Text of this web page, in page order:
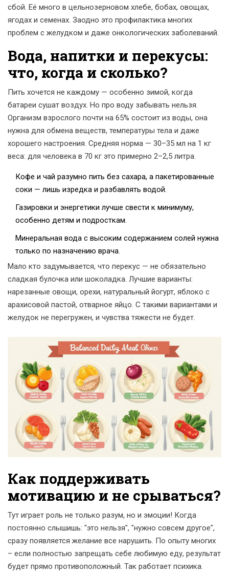
сбой. Её много в цельнозерновом хлебе, бобах, овощах,
ягодах и семенах. Заодно это профилактика многих
проблем с желудком и даже онкологических заболеваний.
Вода, напитки и перекусы:
что, когда и сколько?
Пить хочется не каждому — особенно зимой, когда
батареи сушат воздух. Но про воду забывать нельзя.
Организм взрослого почти на 65% состоит из воды, она
нужна для обмена веществ, температуры тела и даже
хорошего настроения. Средняя норма — 30–35 мл на 1 кг
веса: для человека в 70 кг это примерно 2–2,5 литра.
Кофе и чай разумно пить без сахара, а пакетированные
соки — лишь изредка и разбавлять водой.
Газировки и энергетики лучше свести к минимуму,
особенно детям и подросткам.
Минеральная вода с высоким содержанием солей нужна
только по назначению врача.
Мало кто задумывается, что перекус — не обязательно
сладкая булочка или шоколадка. Лучшие варианты:
нарезанные овощи, орехи, натуральный йогурт, яблоко с
арахисовой пастой, отварное яйцо. С такими вариантами и
желудок не перегружен, и чувства тяжести не будет.
Как поддерживать
мотивацию и не срываться?
Тут играет роль не только разум, но и эмоции! Когда
постоянно слышишь: "это нельзя", "нужно совсем другое",
сразу появляется желание все нарушить. По опыту многих
– если полностью запрещать себе любимую еду, результат
будет прямо противоположный. Так работает психика.